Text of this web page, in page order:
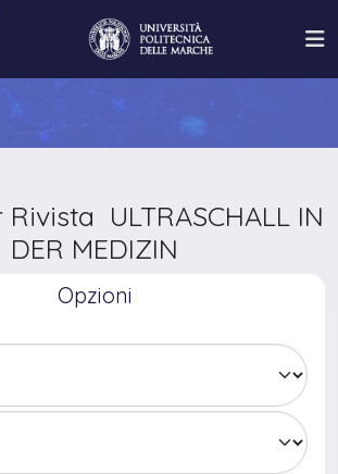
ULTRASCHALL IN
DER MEDIZIN
Opzioni